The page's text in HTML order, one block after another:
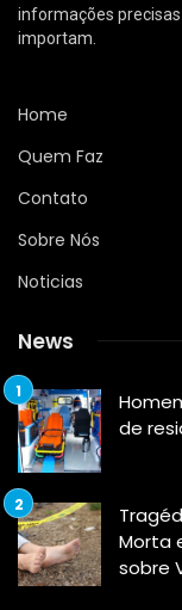
informações
importam.
Home
Quem Faz
Contato
Sobre Nós
Noticias
News
de
Morta
sobre